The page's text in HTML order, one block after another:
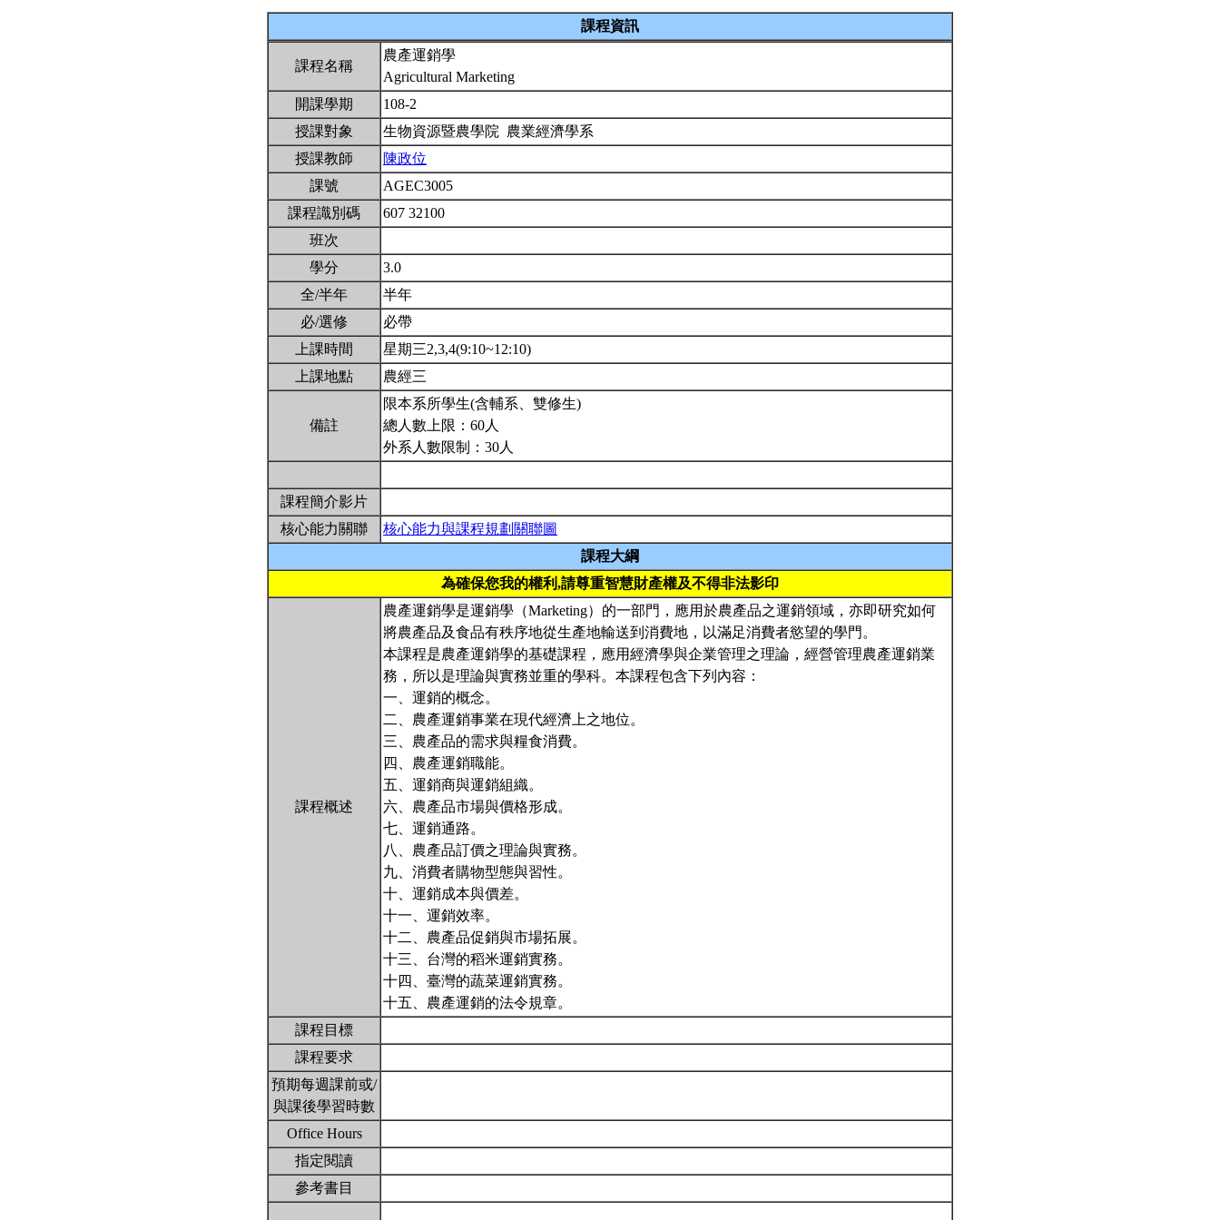
課程資訊
課程名稱
農產運銷學
Agricultural Marketing
開課學期
108-2
授課對象
生物資源暨農學院 農業經濟學系
授課教師
陳政位
課號
AGEC3005
課程識別碼
607 32100
班次
學分
3.0
全/半年
半年
必/選修
必帶
上課時間
星期三2,3,4(9:10~12:10)
上課地點
農經三
備註
限本系所學生(含輔系、雙修生)
總人數上限：60人
外系人數限制：30人
課程簡介影片
核心能力關聯
核心能力與課程規劃關聯圖
課程大綱
為確保您我的權利,請尊重智慧財產權及不得非法影印
課程概述
農產運銷學是運銷學（Marketing）的一部門，應用於農產品之運銷領域，亦即研究如何
將農產品及食品有秩序地從生產地輸送到消費地，以滿足消費者慾望的學門。
本課程是農產運銷學的基礎課程，應用經濟學與企業管理之理論，經營管理農產運銷業
務，所以是理論與實務並重的學科。本課程包含下列內容：
一、運銷的概念。
二、農產運銷事業在現代經濟上之地位。
三、農產品的需求與糧食消費。
四、農產運銷職能。
五、運銷商與運銷組織。
六、農產品市場與價格形成。
七、運銷通路。
八、農產品訂價之理論與實務。
九、消費者購物型態與習性。
十、運銷成本與價差。
十一、運銷效率。
十二、農產品促銷與市場拓展。
十三、台灣的稻米運銷實務。
十四、臺灣的蔬菜運銷實務。
十五、農產運銷的法令規章。
課程目標
課程要求
預期每週課前或/
與課後學習時數
Office Hours
指定閱讀
參考書目